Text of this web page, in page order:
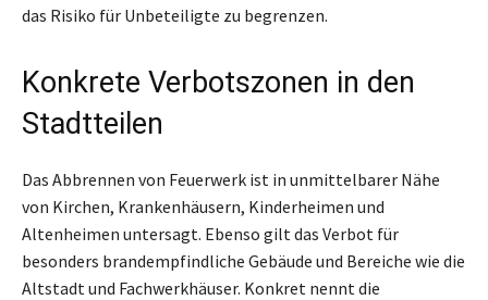
das Risiko für Unbeteiligte zu begrenzen.
Konkrete Verbotszonen in den
Stadtteilen
Das Abbrennen von Feuerwerk ist in unmittelbarer Nähe
von Kirchen, Krankenhäusern, Kinderheimen und
Altenheimen untersagt. Ebenso gilt das Verbot für
besonders brandempfindliche Gebäude und Bereiche wie die
Altstadt und Fachwerkhäuser. Konkret nennt die